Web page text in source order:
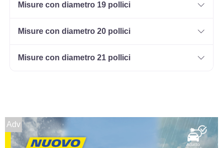
Disponibile
Disponibile
Misure con diametro 19 pollici
Misure con diametro 20 pollici
Misure con diametro 21 pollici
Adv